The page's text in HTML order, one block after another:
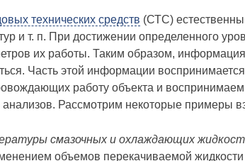
технических средств (СТС)
и т. п. При достижении определенного
их работы. Таким образом,
Часть этой информации
работу объекта и
анализов. Рассмотрим некоторые примеры
смазочных и охлаждающих
объемов перекачиваемой